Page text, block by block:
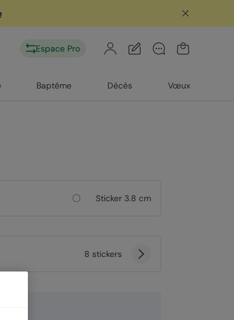
Espace Pro
Baptême Décès Vœux
Sticker 3.8 cm
8 stickers